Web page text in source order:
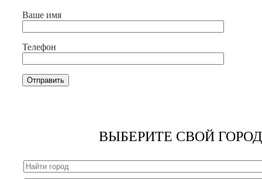
Ваше имя
Телефон
ВЫБЕРИТЕ СВОЙ ГОРОД